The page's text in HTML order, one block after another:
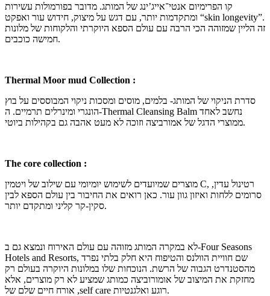
קו הפרימיום אנטי־אייג’ינג של המותג. מדובר בפורמולות עשירות
ומתקדמות יותר, עם דגש על מיצוק, חידוש עור ואפקט “skin longevity”.
זה הליין שמזוהה הכי הרבה עם עולם הספא היוקרתי והלקוחות של מלונות
חמישה כוכבים.
Thermal Moor mud Collection :
סדרת הניקוי של המותג- בלמים, מוסים ומסכות ניקוי המבוססים על בוץ
הונגרי ומינרלים תרמיים. ה-Thermal Cleansing Balm נחשב לאחד
ממוצרי הדגל של אמורביצה וזוכה לא מעט אהבה גם בקהילות ביוטי.
The core collection :
מוצרים שמיועדים לשימוש יומיומי עם שילוב של ויטמין C, רטינול עדין,
סרומים ללחות ואיזון גוון עור. כאן רואים את החיבור בין עולם הספא לבין
סקין-קר קליני ומתקדם יותר.
לא במקרה המותג מזוהה עם עולם האירוח ונמצא גם ב-Four Seasons
Hotels and Resorts, שם חוויית הוולנס והטיפוח היא חלק בלתי נפרד
מהסטנדרט הגבוה של הרשת. הנוכחות שלו במלונות היוקרה בעולם רק
מחזקת את המיצוב של אומורוביצה כמותג שמציע לא רק מוצרים, אלא
אורח חיים שלם של ,self care רוגע ואלגנטיות.